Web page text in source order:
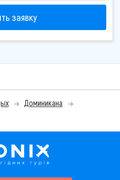
заявку
Доминикана